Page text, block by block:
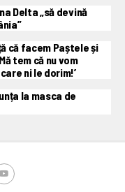
Delta „să devină
că facem Paștele și
tem că nu vom
ni le dorim!’
la masca de